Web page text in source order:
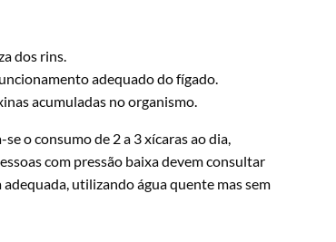
dos rins.
adequado do fígado.
acumuladas no organismo.
o consumo de 2 a 3 xícaras ao dia,
com pressão baixa devem consultar
utilizando água quente mas sem